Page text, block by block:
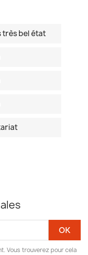
très bel état
Vous trouverez pour cela